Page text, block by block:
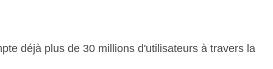
déjà plus de 30 millions d'utilisateurs à travers la